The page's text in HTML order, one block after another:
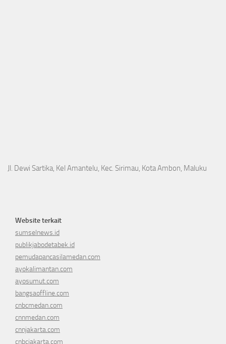
Jl. Dewi Sartika, Kel Amantelu, Kec. Sirimau, Kota Ambon, Maluku
Website terkait
sumselnews.id
publikjabodetabek.id
pemudapancasilamedan.com
ayokalimantan.com
ayosumut.com
bangsaoffline.com
cnbcmedan.com
cnnmedan.com
cnnjakarta.com
cnbcjakarta.com